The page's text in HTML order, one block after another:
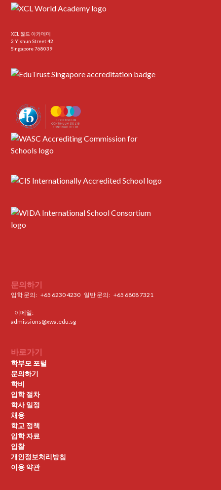
XCL 월드 아카데미
2 Yishun Street 42
Singapore 768039
문의하기
입학 문의:+65 6230 4230 일반 문의: ‍+65 6808 7321
이메일:
admissions@xwa.edu.sg
바로가기
학부모 포털
문의하기
학비
입학 절차
학사 일정
채용
학교 정책
입학 자료
입찰
개인정보처리방침
이용 약관